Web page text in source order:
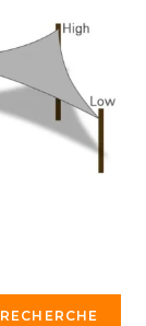
RECHERCHE